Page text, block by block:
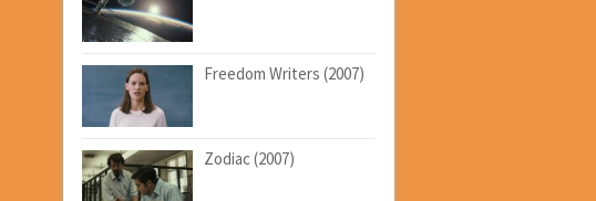
Freedom Writers (2007)
Zodiac (2007)